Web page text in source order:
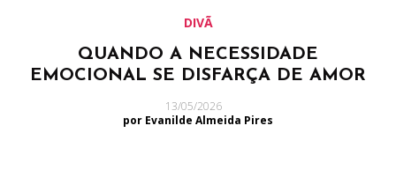
DIVÃ
QUANDO A NECESSIDADE
EMOCIONAL SE DISFARÇA DE AMOR
13/05/2026
por Evanilde Almeida Pires